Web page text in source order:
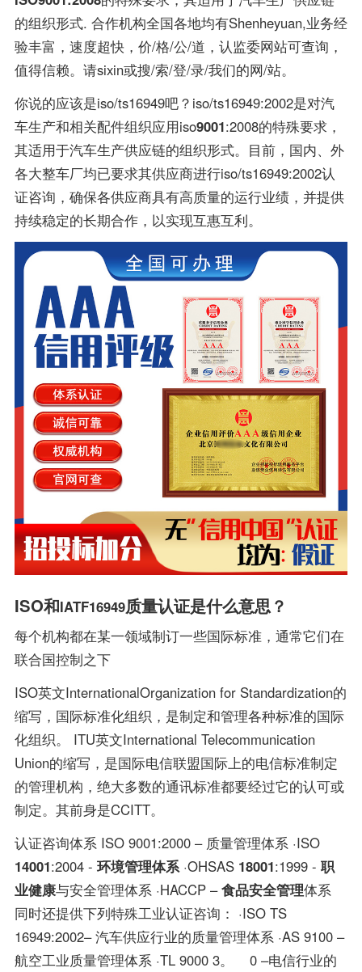
的组织形式. 合作机构全国各地均有Shenheyuan,业务经
验丰富，速度超快，价/格/公/道，认监委网站可查询，
值得信赖。请sixin或搜/索/登/录/我们的网/站。
你说的应该是iso/ts16949吧？iso/ts16949:2002是对汽
车生产和相关配件组织应用iso9001:2008的特殊要求，
其适用于汽车生产供应链的组织形式。目前，国内、外
各大整车厂均已要求其供应商进行iso/ts16949:2002认
证咨询，确保各供应商具有高质量的运行业绩，并提供
持续稳定的长期合作，以实现互惠互利。
ISO和IATF16949质量认证是什么意思？
每个机构都在某一领域制订一些国际标准，通常它们在
联合国控制之下
ISO英文InternationalOrganization for Standardization的
缩写，国际标准化组织，是制定和管理各种标准的国际
化组织。 ITU英文International Telecommunication
Union的缩写，是国际电信联盟国际上的电信标准制定
的管理机构，绝大多数的通讯标准都要经过它的认可或
制定。其前身是CCITT。
认证咨询体系 ISO 9001:2000 – 质量管理体系 ·ISO
14001:2004 - 环境管理体系·OHSAS 18001:1999 - 职
业健康与安全管理体系 ·HACCP –食品安全管理体系
同时还提供下列特殊工业认证咨询： ·ISO TS
16949:2002– 汽车供应行业的质量管理体系 ·AS 9100 –
航空工业质量管理体系 ·TL 9000 3。 0 –电信行业的